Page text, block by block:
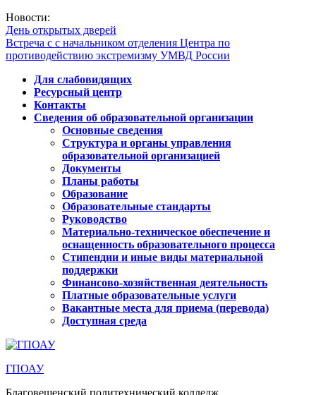
Новости:
День открытых дверей
Встреча с с начальником отделения Центра по
противодействию экстремизму УМВД России
Для слабовидящих
Ресурсный центр
Контакты
Сведения об образовательной организации
Основные сведения
Структура и органы управления
образовательной организацией
Документы
Планы работы
Образование
Образовательные стандарты
Руководство
Материально-техническое обеспечение и
оснащенность образовательного процесса
Стипендии и иные виды материальной
поддержки
Финансово-хозяйственная деятельность
Платные образовательные услуги
Вакантные места для приема (перевода)
Доступная среда
ГПОАУ
Благовещенский политехнический колледж